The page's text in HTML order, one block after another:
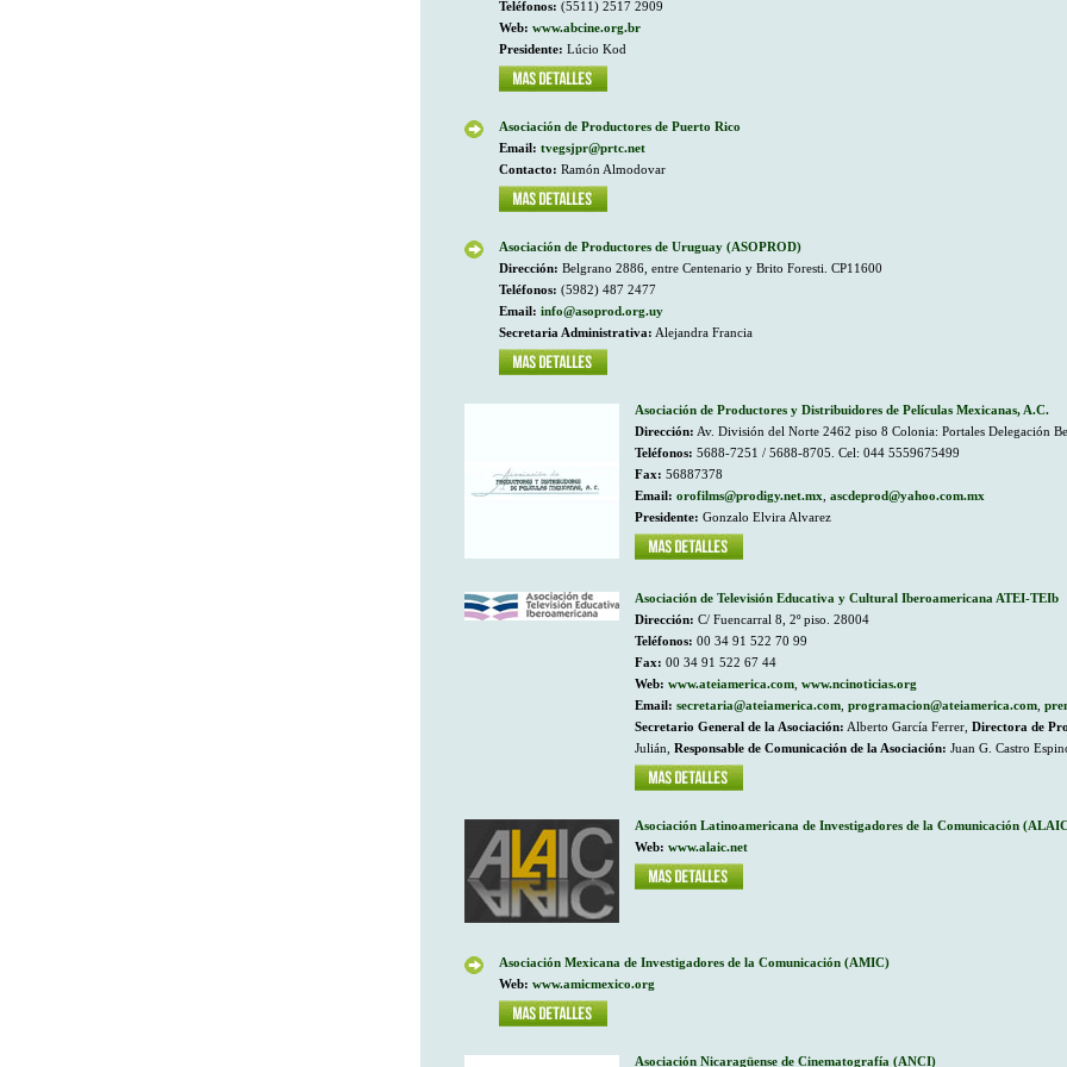
Teléfonos: (5511) 2517 2909
Web: www.abcine.org.br
Presidente: Lúcio Kod
Asociación de Productores de Puerto Rico
Email: tvegsjpr@prtc.net
Contacto: Ramón Almodovar
Asociación de Productores de Uruguay (ASOPROD)
Dirección: Belgrano 2886, entre Centenario y Brito Foresti. CP11600
Teléfonos: (5982) 487 2477
Email: info@asoprod.org.uy
Secretaria Administrativa: Alejandra Francia
Asociación de Productores y Distribuidores de Películas Mexicanas, A.C.
Dirección: Av. División del Norte 2462 piso 8 Colonia: Portales Delegación
Teléfonos: 5688-7251 / 5688-8705. Cel: 044 5559675499
Fax: 56887378
Email: orofilms@prodigy.net.mx ascdeprod@yahoo.com.mx
Presidente: Gonzalo Elvira Alvarez
Asociación de Televisión Educativa y Cultural Iberoamericana ATEI-TEIb
Dirección: C/ Fuencarral 8, 2º piso. 28004
Teléfonos: 00 34 91 522 70 99
Fax: 00 34 91 522 67 44
Web: www.ateiamerica.com www.ncinoticias.org
Email: secretaria@ateiamerica.com programacion@ateiamerica.com
Secretario General de la Asociación: Alberto García Ferrer, Directora de
Julián, Responsable de Comunicación de la Asociación: Juan G. Castro
Asociación Latinoamericana de Investigadores de la Comunicación
Web: www.alaic.net
Asociación Mexicana de Investigadores de la Comunicación (AMIC)
Web: www.amicmexico.org
Asociación Nicaragüense de Cinematografía (ANCI)